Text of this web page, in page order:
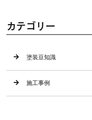
カテゴリー
塗装豆知識
施工事例